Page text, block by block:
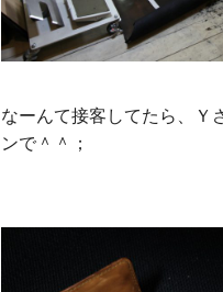
なーんて接客してたら、Ｙ
ンで＾＾；